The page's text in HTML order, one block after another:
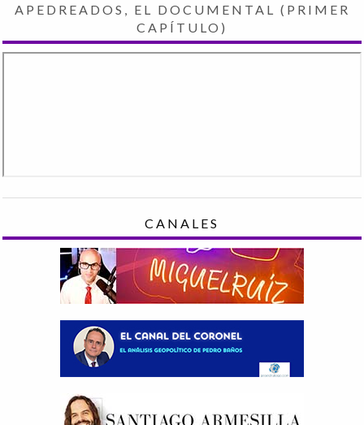
APEDREADOS, EL DOCUMENTAL (PRIMER
CAPÍTULO)
CANALES